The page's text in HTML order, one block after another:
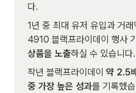
다.
1년 중 최대 유저 유입과 거
4910 블랙프라이데이 행사
상품을 노출하실 수 있습니다.
작년 블랙프라이데이 약 2.5
중 가장 높은 성과를 기록했